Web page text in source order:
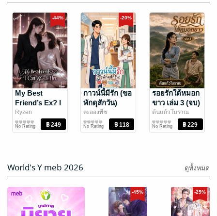
เฌอแตม | Je
t’aime
ส้มผัก
นิยายรัก
35 Rating
รางปกปักษ์
สามห้า
นิยายโรมานซ์
148 Rating
-44%
My Best
Friend’s Ex? I
Can Handle
Her
Ryzen
นิยาย Girl
Love/Yuri
No Rating
-20%
กาวน์นี้มีรัก (ขอ
พักดุสักวัน)
ละอองพีช
นิยายรัก
No Rating
รอยรักใต้หมอก
ขาว เล่ม 3 (จบ)
ต้นแก้วโบราณ
นิยายรัก
No Rating
World's Y meb 2026 ดูทั้งหมด
-45% -25%